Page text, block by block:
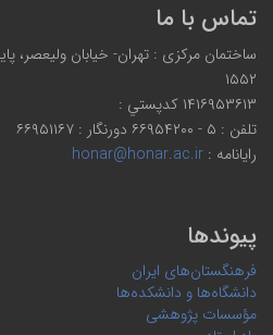
تماس با ما
ساختمان مرکزی : تهران- خیابان ولیعصر،
۱۵۵۲
۱۴۱۶۹۵۳۶۱۳ كدپستي :
تلفن : ۵ - ۶۶۹۵۴۲۰۰ دورنگار : ۶۶۹۵۱۱۶۷
رایانامه :honar@honar.ac.ir
پیوندها
فرهنگستان‌های ایران
دانشگاه‌ها و دانشکده‌ها
مؤسسات پژوهشی